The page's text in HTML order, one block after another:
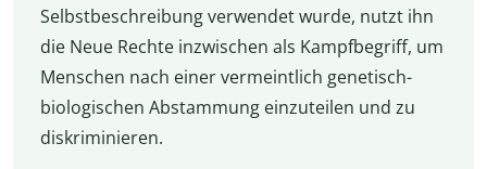
Selbstbeschreibung verwendet wurde, nutzt ihn
die Neue Rechte inzwischen als Kampfbegriff, um
Menschen nach einer vermeintlich genetisch-
biologischen Abstammung einzuteilen und zu
diskriminieren.